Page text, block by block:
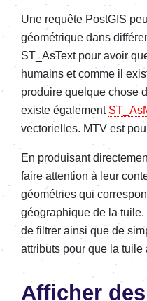
Une requête PostGIS
géométrique dans
ST_AsText pour avoir
humains et comme il
produire quelque chose
existe également
vectorielles. MTV est
En produisant
faire attention à leur
géométries qui
géographique de la
de filtrer ainsi que de
attributs pour que la
Afficher